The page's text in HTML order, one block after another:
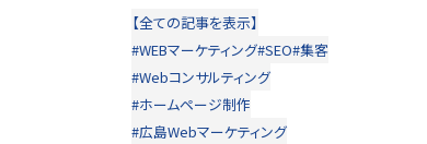
【全ての記事を表示】
#WEBマーケティング#SEO#集客
#Webコンサルティング
#ホームページ制作
#広島Webマーケティング